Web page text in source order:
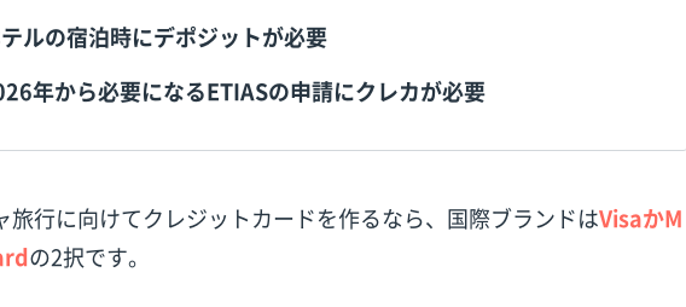
ルの宿泊時にデポジットが必要
年から必要になるETIASの申請にクレカが必要
旅行に向けてクレジットカードを作るなら、国際ブランドはVisaかM
の2択です。